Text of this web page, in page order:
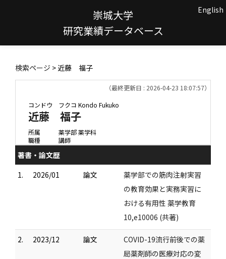
崇城大学
研究業績データベース
English
検索ページ > 近藤 福子
（最終更新日 : 2026-04-23 18:07:57）
コンドウ フクコ Kondo Fukuko
近藤 福子
所属
薬学部 薬学科
職種
講師
著書・論文歴
1.
2026/01 論文
薬学部での筋肉注射実習
の教育効果と実務実習に
おける有用性 薬学教育
10,e10006 (共著)
2. 2023/12 論文
COVID-19流行前後での薬
局薬剤師の医療対応の変